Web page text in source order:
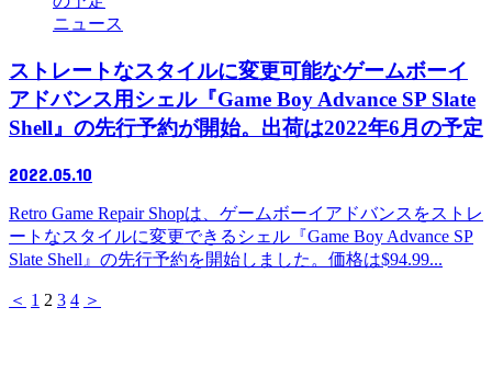
ニュース
ストレートなスタイルに変更可能なゲームボーイ
アドバンス用シェル『Game Boy Advance SP Slate
Shell』の先行予約が開始。出荷は2022年6月の予定
2022.05.10
Retro Game Repair Shopは、ゲームボーイアドバンスをストレ
ートなスタイルに変更できるシェル『Game Boy Advance SP
Slate Shell』の先行予約を開始しました。価格は$94.99...
＜ 1 2 3 4 ＞